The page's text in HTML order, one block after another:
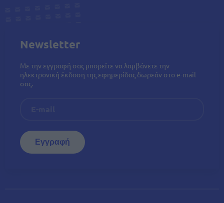
Newsletter
Με την εγγραφή σας μπορείτε να λαμβάνετε την
ηλεκτρονική έκδοση της εφημερίδας δωρεάν στο e-mail
σας.